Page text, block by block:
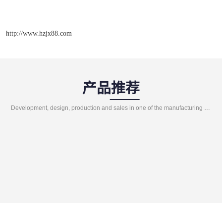
http://www.hzjx88.com
产品推荐
Development, design, production and sales in one of the manufacturing enterprises